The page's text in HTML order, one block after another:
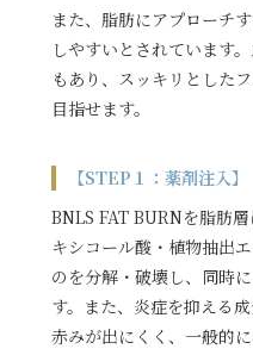
また、脂肪にアプローチ
しやすいとされています
もあり、スッキリとした
目指せます。
【STEP１：薬剤注入】
BNLS FAT BURNを脂肪
キシコール酸・植物抽出
のを分解・破壊し、同時
す。また、炎症を抑える
赤みが出にくく、一般的